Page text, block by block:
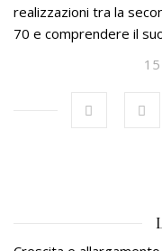
realizzazioni tra la
70 e comprendere il